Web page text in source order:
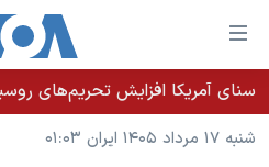
لینکهای
قابل
دسترسی
جهش
خانه
نسخه سبک وب‌سایت
شنبه ۱۷ مرداد ۱۴۰۵ ایران ۰۱:۰۳